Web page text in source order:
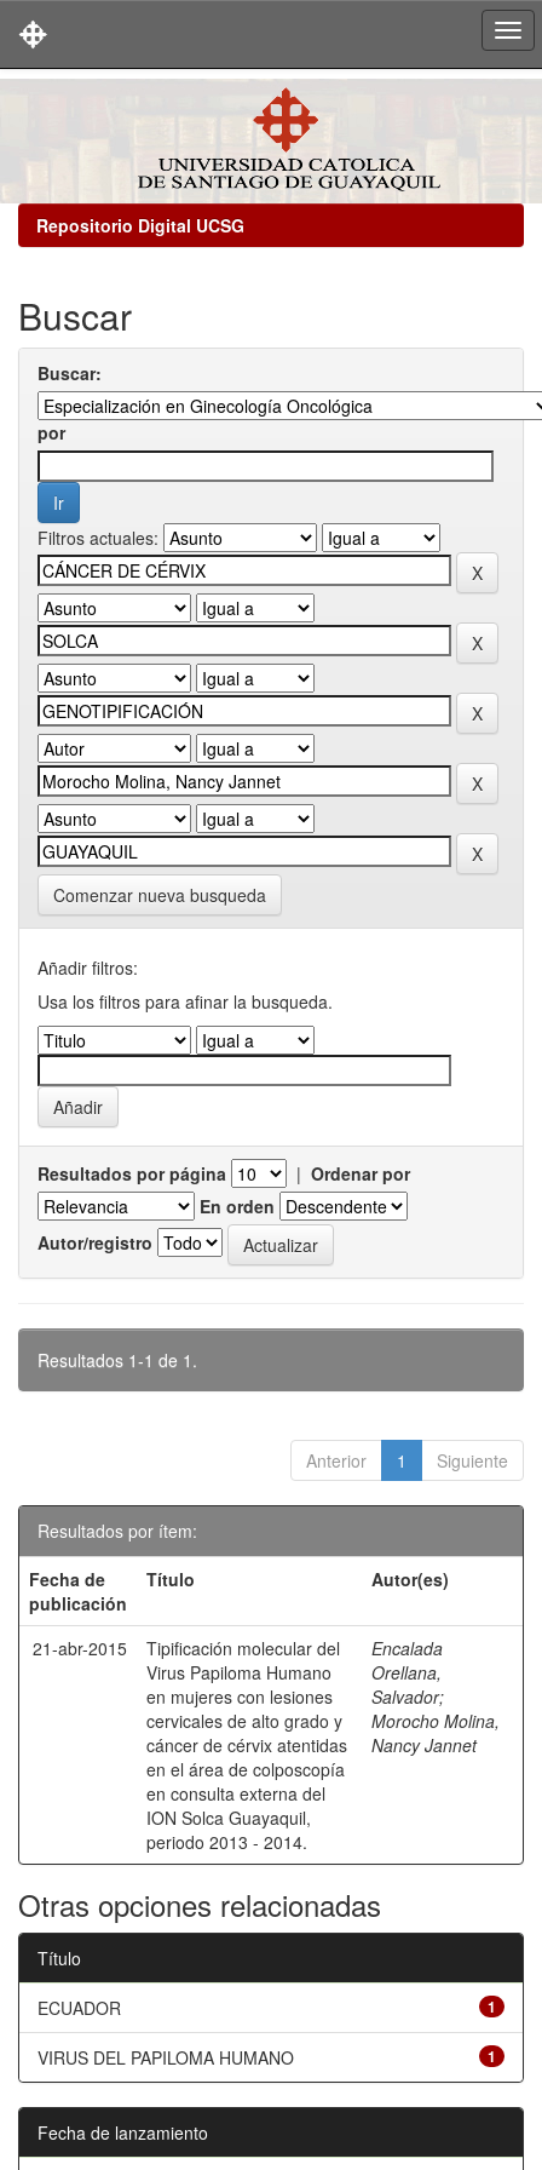
Repositorio Digital UCSG
Buscar
Buscar:
por
Filtros actuales:
Comenzar nueva busqueda
Añadir filtros:
Usa los filtros para afinar la busqueda.
Resultados por página | Ordenar por
En orden
Autor/registro
Resultados 1-1 de 1.
Anterior 1 Siguiente
Resultados por ítem:
Fecha de
publicación
Título Autor(es)
21-abr-2015
Tipificación molecular del
Virus Papiloma Humano
en mujeres con lesiones
cervicales de alto grado y
cáncer de cérvix atentidas
en el área de colposcopía
en consulta externa del
ION Solca Guayaquil,
periodo 2013 - 2014.
Encalada
Orellana,
Salvador;
Morocho Molina,
Nancy Jannet
Otras opciones relacionadas
Título
1
ECUADOR
1
VIRUS DEL PAPILOMA HUMANO
Fecha de lanzamiento